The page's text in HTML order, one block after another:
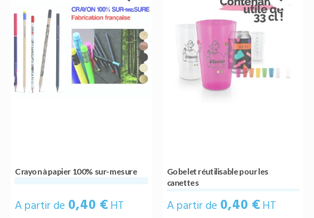
Crayon à papier 100% sur-mesure
A partir de 0,40 €HT
Gobelet réutilisable pour les
canettes
A partir de 0,40 €HT